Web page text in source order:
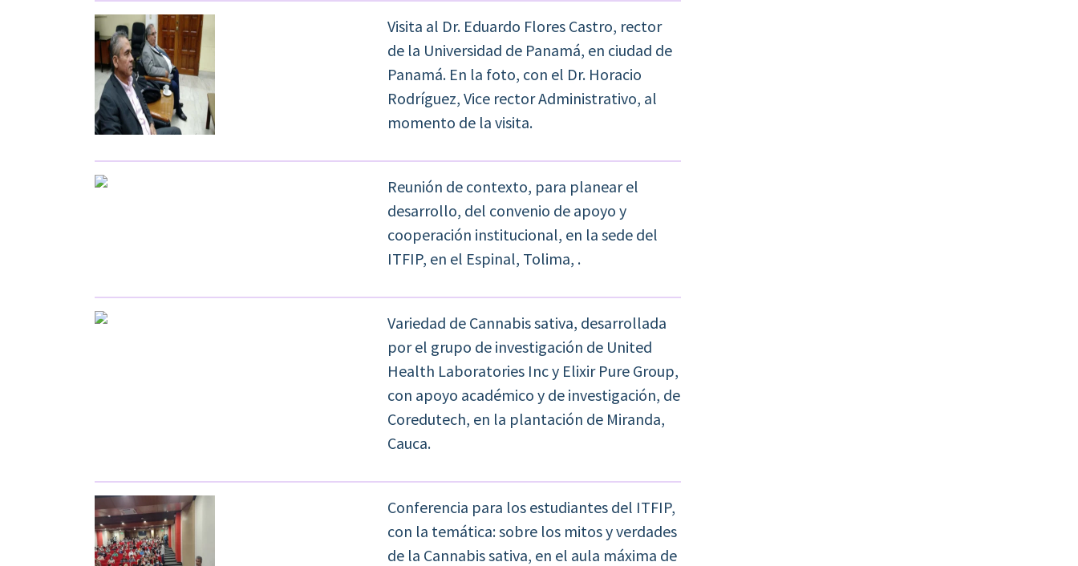
Visita al Dr. Eduardo Flores Castro, rector
de la Universidad de Panamá, en ciudad de
Panamá. En la foto, con el Dr. Horacio
Rodríguez, Vice rector Administrativo, al
momento de la visita.
Reunión de contexto, para planear el
desarrollo, del convenio de apoyo y
cooperación institucional, en la sede del
ITFIP, en el Espinal, Tolima, .
Variedad de Cannabis sativa, desarrollada
por el grupo de investigación de United
Health Laboratories Inc y Elixir Pure Group,
con apoyo académico y de investigación, de
Coredutech, en la plantación de Miranda,
Cauca.
Conferencia para los estudiantes del ITFIP,
con la temática: sobre los mitos y verdades
de la Cannabis sativa, en el aula máxima de